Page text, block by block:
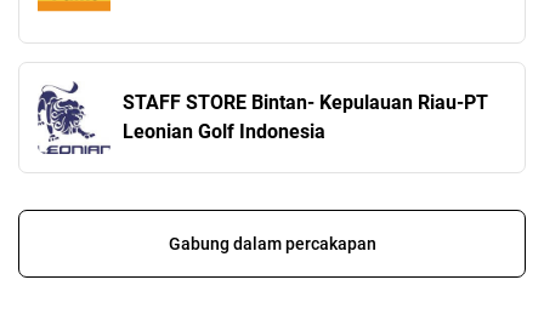
STAFF STORE Bintan- Kepulauan Riau-PT
Leonian Golf Indonesia
Gabung dalam percakapan